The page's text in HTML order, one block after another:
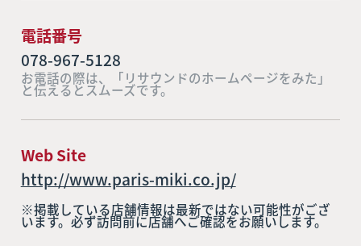
電話番号
078-967-5128
お電話の際は、「リサウンドのホームページをみた」
と伝えるとスムーズです。
Web Site
http://www.paris-miki.co.jp/
※掲載している店舗情報は最新ではない可能性がござ
います。必ず訪問前に店舗へご確認をお願いします。